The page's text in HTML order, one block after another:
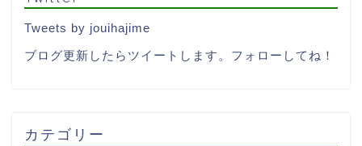
Tweets by jouihajime
ブログ更新したらツイートします。フォローしてね！
カテゴリー